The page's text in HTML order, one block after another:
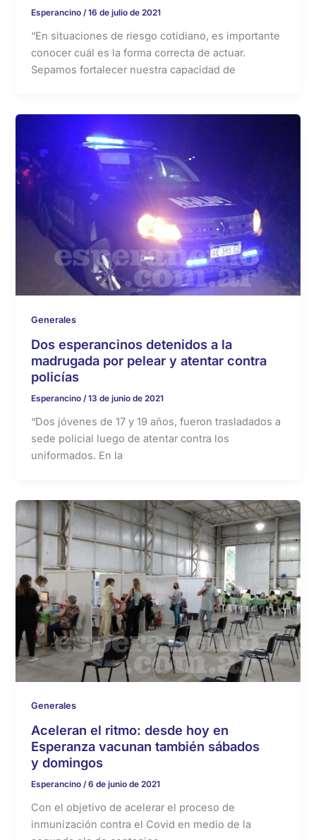
Esperancino/16 de julio de 2021
“En situaciones de riesgo cotidiano, es importante
conocer cuál es la forma correcta de actuar.
Sepamos fortalecer nuestra capacidad de
Generales
Dos esperancinos detenidos a la
madrugada por pelear y atentar contra
policías
Esperancino/13 de junio de 2021
“Dos jóvenes de 17 y 19 años, fueron trasladados a
sede policial luego de atentar contra los
uniformados. En la
Generales
Aceleran el ritmo: desde hoy en
Esperanza vacunan también sábados
y domingos
Esperancino/6 de junio de 2021
Con el objetivo de acelerar el proceso de
inmunización contra el Covid en medio de la